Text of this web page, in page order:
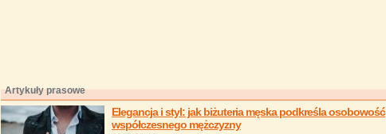
Artykuły prasowe
Elegancja i styl: jak biżuteria męska podkreśla osobowość
współczesnego mężczyzny